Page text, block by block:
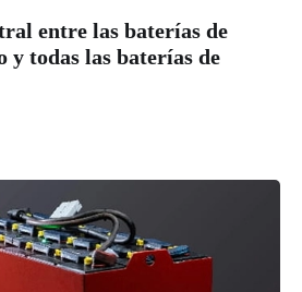
entre las baterías de
y todas las baterías de